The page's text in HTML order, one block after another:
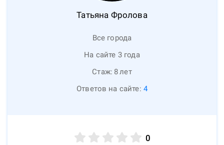
Татьяна Фролова
Все города
На сайте 3 года
Стаж: 8лет
Ответов на сайте: 4
0